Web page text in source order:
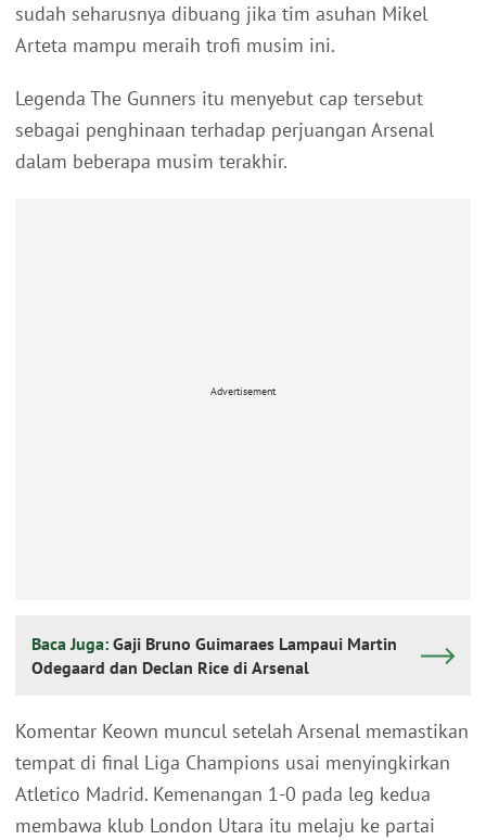
sudah seharusnya dibuang jika tim asuhan Mikel
Arteta mampu meraih trofi musim ini.
Legenda The Gunners itu menyebut cap tersebut
sebagai penghinaan terhadap perjuangan Arsenal
dalam beberapa musim terakhir.
Advertisement
Baca Juga: Gaji Bruno Guimaraes Lampaui Martin
Odegaard dan Declan Rice di Arsenal
Komentar Keown muncul setelah Arsenal memastikan
tempat di final Liga Champions usai menyingkirkan
Atletico Madrid. Kemenangan 1-0 pada leg kedua
membawa klub London Utara itu melaju ke partai